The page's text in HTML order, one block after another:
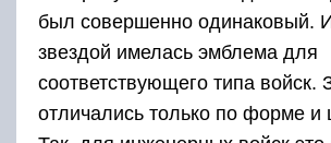
был совершенно одинаковый.
звездой имелась эмблема для
соответствующего типа войск.
отличались только по форме и